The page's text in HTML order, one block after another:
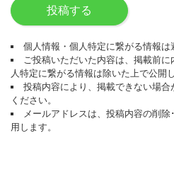
投稿する
個人情報・個人特定に繋がる情報は
ご投稿いただいた内容は、掲載前
人特定に繋がる情報は除いた上で公開し
投稿内容により、掲載できない場
ください。
メールアドレスは、投稿内容の削
用します。